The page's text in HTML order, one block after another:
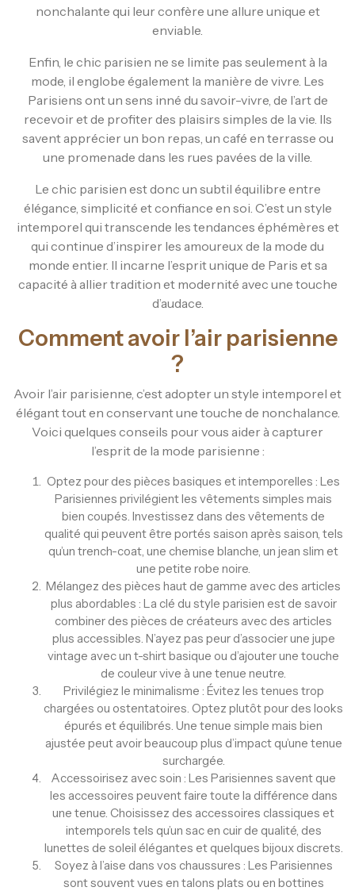
nonchalante qui leur confère une allure unique et
enviable.
Enfin, le chic parisien ne se limite pas seulement à la
mode, il englobe également la manière de vivre. Les
Parisiens ont un sens inné du savoir-vivre, de l’art de
recevoir et de profiter des plaisirs simples de la vie. Ils
savent apprécier un bon repas, un café en terrasse ou
une promenade dans les rues pavées de la ville.
Le chic parisien est donc un subtil équilibre entre
élégance, simplicité et confiance en soi. C’est un style
intemporel qui transcende les tendances éphémères et
qui continue d’inspirer les amoureux de la mode du
monde entier. Il incarne l’esprit unique de Paris et sa
capacité à allier tradition et modernité avec une touche
d’audace.
Comment avoir l’air parisienne
?
Avoir l’air parisienne, c’est adopter un style intemporel et
élégant tout en conservant une touche de nonchalance.
Voici quelques conseils pour vous aider à capturer
l’esprit de la mode parisienne :
Optez pour des pièces basiques et intemporelles : Les
Parisiennes privilégient les vêtements simples mais
bien coupés. Investissez dans des vêtements de
qualité qui peuvent être portés saison après saison, tels
qu’un trench-coat, une chemise blanche, un jean slim et
une petite robe noire.
Mélangez des pièces haut de gamme avec des articles
plus abordables : La clé du style parisien est de savoir
combiner des pièces de créateurs avec des articles
plus accessibles. N’ayez pas peur d’associer une jupe
vintage avec un t-shirt basique ou d’ajouter une touche
de couleur vive à une tenue neutre.
Privilégiez le minimalisme : Évitez les tenues trop
chargées ou ostentatoires. Optez plutôt pour des looks
épurés et équilibrés. Une tenue simple mais bien
ajustée peut avoir beaucoup plus d’impact qu’une tenue
surchargée.
Accessoirisez avec soin : Les Parisiennes savent que
les accessoires peuvent faire toute la différence dans
une tenue. Choisissez des accessoires classiques et
intemporels tels qu’un sac en cuir de qualité, des
lunettes de soleil élégantes et quelques bijoux discrets.
Soyez à l’aise dans vos chaussures : Les Parisiennes
sont souvent vues en talons plats ou en bottines